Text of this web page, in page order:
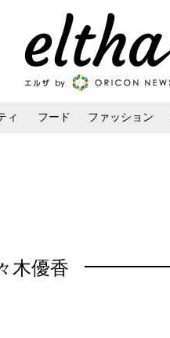
ィ フード ファッション
木優香